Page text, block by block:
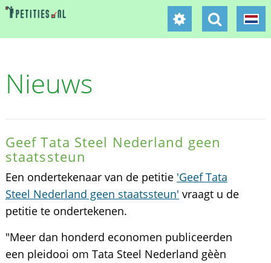
Nieuws
Geef Tata Steel Nederland geen
staatssteun
Een ondertekenaar van de petitie 'Geef Tata
Steel Nederland geen staatssteun' vraagt u de
petitie te ondertekenen.
"Meer dan honderd economen publiceerden
een pleidooi om Tata Steel Nederland gèèn